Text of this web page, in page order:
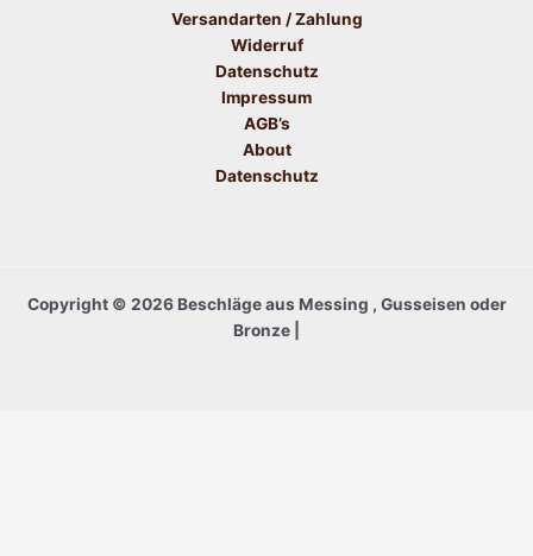
Versandarten / Zahlung
Widerruf
Datenschutz
Impressum
AGB’s
About
Datenschutz
Copyright © 2026 Beschläge aus Messing , Gusseisen oder
Bronze |